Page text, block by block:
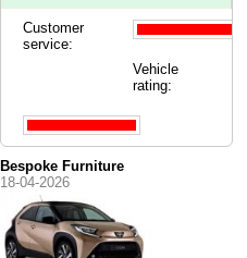
Customer
service:
Vehicle
rating:
Bespoke Furniture
18-04-2026